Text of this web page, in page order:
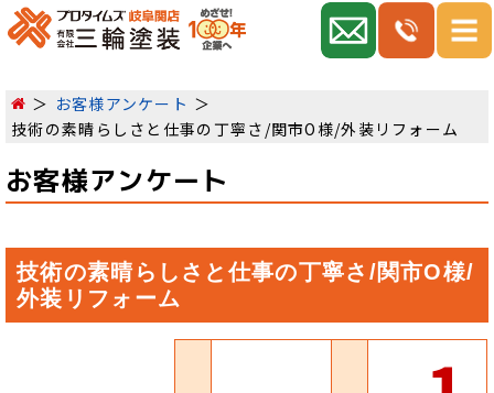
お客様アンケート
技術の素晴らしさと仕事の丁寧さ/関市O様/外装リフォーム
お客様アンケート
技術の素晴らしさと仕事の丁寧さ/関市O様/
外装リフォーム